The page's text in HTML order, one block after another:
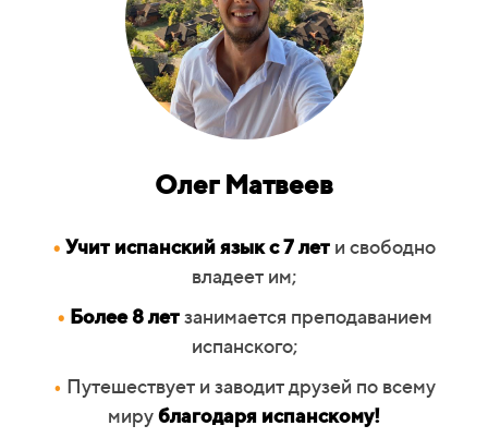
Олег Матвеев
• Учит испанский язык с 7 лет и свободно
владеет им;
• Более 8 лет занимается преподаванием
испанского;
• Путешествует и заводит друзей по всему
мирублагодаря испанскому!